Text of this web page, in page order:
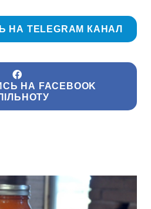
НА TELEGRAM КАНАЛ
НА FACEBOOK